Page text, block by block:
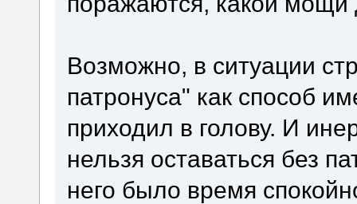
Возможно, в ситуации
патронуса" как способ
приходил в голову. И
нельзя оставаться без
него было время